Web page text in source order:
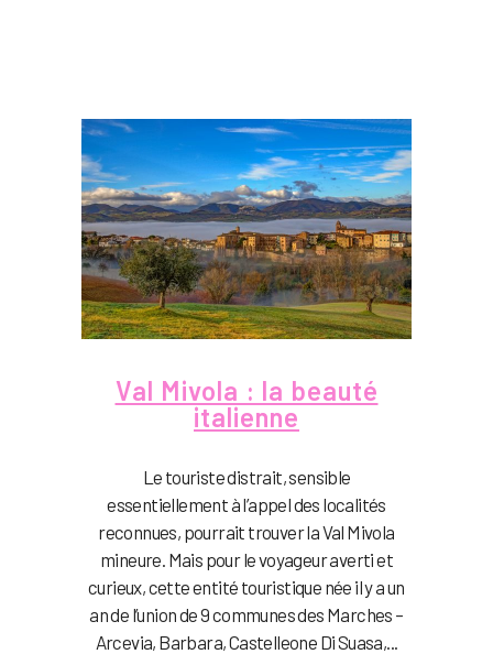
Val Mivola : la beauté
italienne
Le touriste distrait, sensible
essentiellement à l’appel des localités
reconnues, pourrait trouver la Val Mivola
mineure. Mais pour le voyageur averti et
curieux, cette entité touristique née il y a un
an de l’union de 9 communes des Marches –
Arcevia, Barbara, Castelleone Di Suasa,...